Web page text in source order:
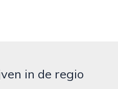
in de regio